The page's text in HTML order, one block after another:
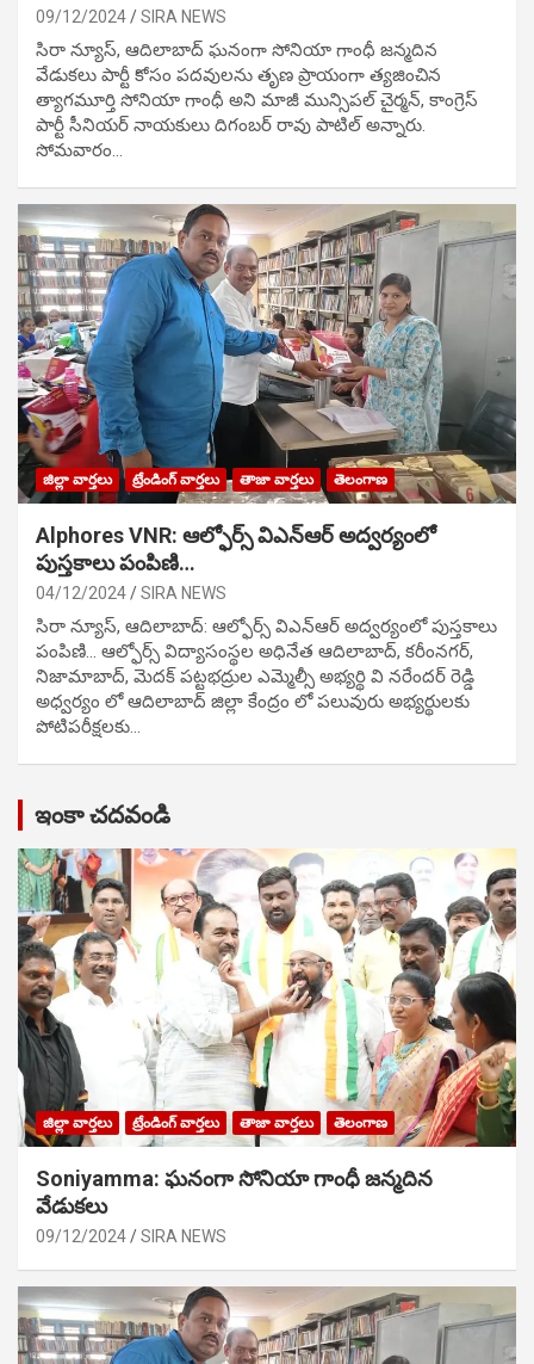
09/12/2024 SIRA NEWS
సిరా న్యూస్, ఆదిలాబాద్ ఘ‌నంగా సోనియా గాంధీ జ‌న్మ‌దిన
వేడుక‌లు పార్టీ కోసం ప‌ద‌వుల‌ను తృణ ప్రాయంగా త్య‌జించిన
త్యాగమూర్తి సోనియా గాంధీ అని మాజీ మున్సిప‌ల్ చైర్మ‌న్, కాంగ్రెస్
పార్టీ సీనియ‌ర్ నాయ‌కులు దిగంబ‌ర్ రావు పాటిల్ అన్నారు.
సోమవారం…
జిల్లా వార్తలు ట్రేండింగ్ వార్తలు తాజా వార్తలు తెలంగాణ
Alphores VNR: ఆల్ఫోర్స్ విఎన్ఆర్ అద్వర్యంలో
పుస్తకాలు పంపిణి…
04/12/2024 SIRA NEWS
సిరా న్యూస్, ఆదిలాబాద్: ఆల్ఫోర్స్ విఎన్ఆర్ అద్వర్యంలో పుస్తకాలు
పంపిణి… ఆల్ఫోర్స్ విద్యాసంస్థల అధినేత ఆదిలాబాద్, కరీంనగర్,
నిజామాబాద్, మెదక్ పట్టభద్రుల ఎమ్మెల్సీ అభ్యర్థి వి నరేందర్ రెడ్డి
అధ్వర్యం లో ఆదిలాబాద్ జిల్లా కేంద్రం లో పలువురు అభ్యర్థులకు
పోటిప‌రీక్ష‌ల‌కు…
ఇంకా చదవండి
జిల్లా వార్తలు ట్రేండింగ్ వార్తలు తాజా వార్తలు తెలంగాణ
Soniyamma: ఘ‌నంగా సోనియా గాంధీ జ‌న్మ‌దిన
వేడుక‌లు
09/12/2024 SIRA NEWS